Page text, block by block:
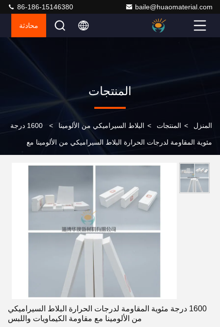
baile@huaomaterial.com
86-186-15146380
محادثة
المنتجات
المنزل > المنتجات > البلاط السيراميكي من الألومينا > 1600 درجة
مئوية المقاومة لدرجات الحرارة البلاط السيراميكي من الألومينا مع
1600 درجة مئوية المقاومة لدرجات الحرارة البلاط السيراميكي
من الألومينا مع مقاومة الكيماويات واللبس